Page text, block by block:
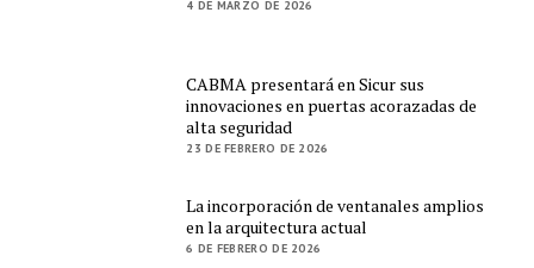
4 DE MARZO DE 2026
CABMA presentará en Sicur sus
innovaciones en puertas acorazadas de
alta seguridad
23 DE FEBRERO DE 2026
La incorporación de ventanales amplios
en la arquitectura actual
6 DE FEBRERO DE 2026